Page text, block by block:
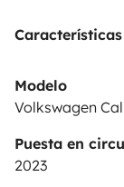
Fabien
Modelo
Volkswagen
Puesta en
2023